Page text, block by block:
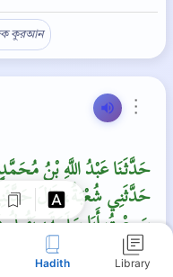
Hadith Library
কুরআন
⋮
حَدَّثَنَا عَبْدُ اللَّهِ بْنُ
حَدَّثَنِي شُعْبَةُ، قَالَ
سَمِعْتُ أَبَا سَلَمَةَ، يَقُولُ
عَائِشَةَ فَسَأَلَهَا أَخُوهَا